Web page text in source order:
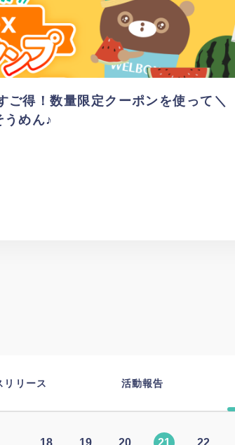
ご得！数量限定クーポンを使って＼
めん♪
リリース 活動報告
18 19 20 21 22